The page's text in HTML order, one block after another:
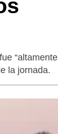
“altamente
la jornada.